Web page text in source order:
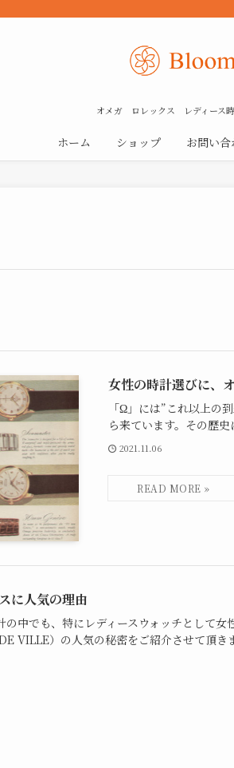
ホーム ショップ お問い合
オメガ ロレックス レディース
女性の時計選びに、
「Ω」には”これ以上の
ら来ています。その歴
2021.11.06
に人気の理由
中でも、特にレディースウォッチとして女
VILLE）の人気の秘密をご紹介させて頂き